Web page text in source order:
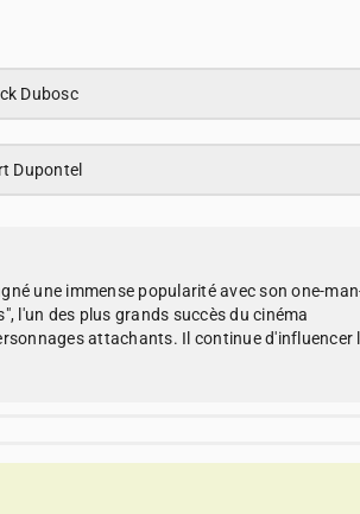
Dubosc
Dupontel
une immense popularité avec son one-
l'un des plus grands succès du cinéma
attachants. Il continue d'influencer